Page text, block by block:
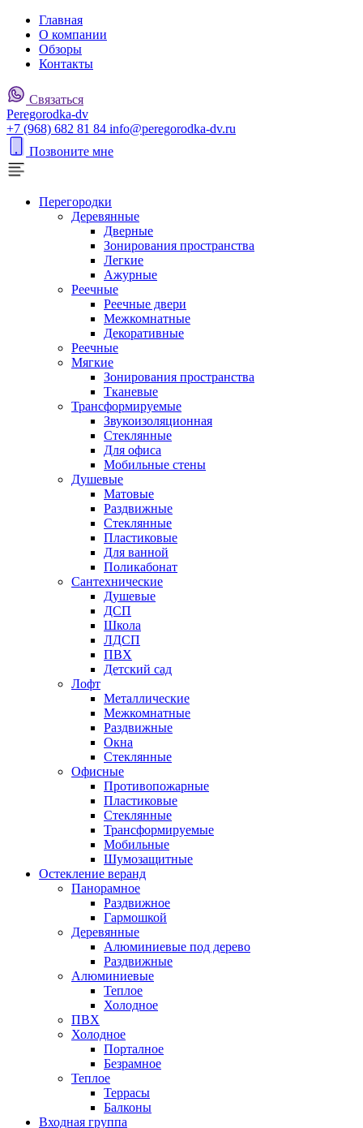
Главная
О компании
Обзоры
Контакты
Связаться
Peregorodka-dv
+7 (968) 682 81 84 info@peregorodka-dv.ru
Позвоните мне
Перегородки
Деревянные
Дверные
Зонирования пространства
Легкие
Ажурные
Реечные
Реечные двери
Межкомнатные
Декоративные
Реечные
Мягкие
Зонирования пространства
Тканевые
Трансформируемые
Звукоизоляционная
Стеклянные
Для офиса
Мобильные стены
Душевые
Матовые
Раздвижные
Стеклянные
Пластиковые
Для ванной
Поликабонат
Сантехнические
Душевые
ДСП
Школа
ЛДСП
ПВХ
Детский сад
Лофт
Металлические
Межкомнатные
Раздвижные
Окна
Стеклянные
Офисные
Противопожарные
Пластиковые
Стеклянные
Трансформируемые
Мобильные
Шумозащитные
Остекление веранд
Панорамное
Раздвижное
Гармошкой
Деревянные
Алюминиевые под дерево
Раздвижные
Алюминиевые
Теплое
Холодное
ПВХ
Холодное
Порталное
Безрамное
Теплое
Террасы
Балконы
Входная группа